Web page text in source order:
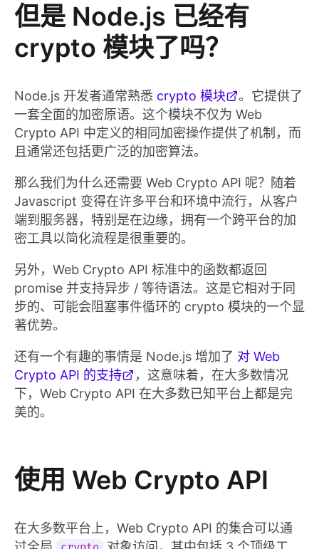
但是 Node.js 已经有
crypto 模块了吗？
Node.js 开发者通常熟悉 crypto 模块
。它提供了
一套全面的加密原语。这个模块不仅为 Web
Crypto API 中定义的相同加密操作提供了机制，而
且通常还包括更广泛的加密算法。
那么我们为什么还需要 Web Crypto API 呢？随着
Javascript 变得在许多平台和环境中流行，从客户
端到服务器，特别是在边缘，拥有一个跨平台的加
密工具以简化流程是很重要的。
另外，Web Crypto API 标准中的函数都返回
promise 并支持异步 / 等待语法。这是它相对于同
步的、可能会阻塞事件循环的 crypto 模块的一个显
著优势。
还有一个有趣的事情是 Node.js 增加了 对 Web
Crypto API 的支持
，这意味着，在大多数情况
下，Web Crypto API 在大多数已知平台上都是完
美的。
使用 Web Crypto API
在大多数平台上，Web Crypto API 的集合可以通